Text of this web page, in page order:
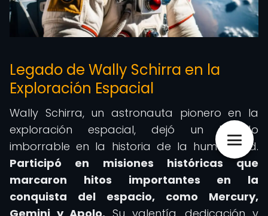
Legado de Wally Schirra en la
Exploración Espacial
Wally Schirra, un astronauta pionero en la
exploración espacial, dejó un legado
imborrable en la historia de la humanidad.
Participó en misiones históricas que
marcaron hitos importantes en la
conquista del espacio, como Mercury,